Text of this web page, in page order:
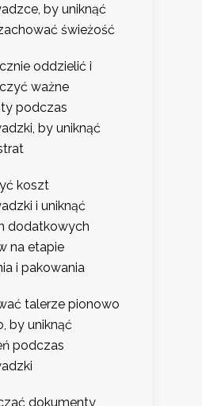
by uniknąć
świeżość
oddzielić i
ważne
podczas
by uniknąć
koszt
i uniknąć
dodatkowych
na etapie
i pakowania
talerze pionowo
by uniknąć
podczas
dokumenty